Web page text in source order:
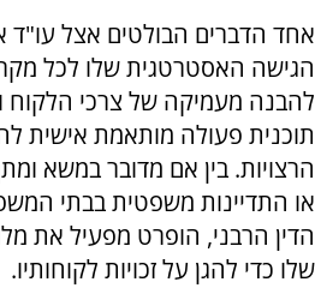
אחד הדברים הבולטים אצל
הגישה האסטרטגית שלו לכל
להבנה מעמיקה של צרכי הלקוח
תוכנית פעולה מותאמת אישית
הרצויות. בין אם מדובר במשא
או התדיינות משפטית בבתי
הדין הרבני, הופרט מפעיל את
שלו כדי להגן על זכויות לקוחותיו.